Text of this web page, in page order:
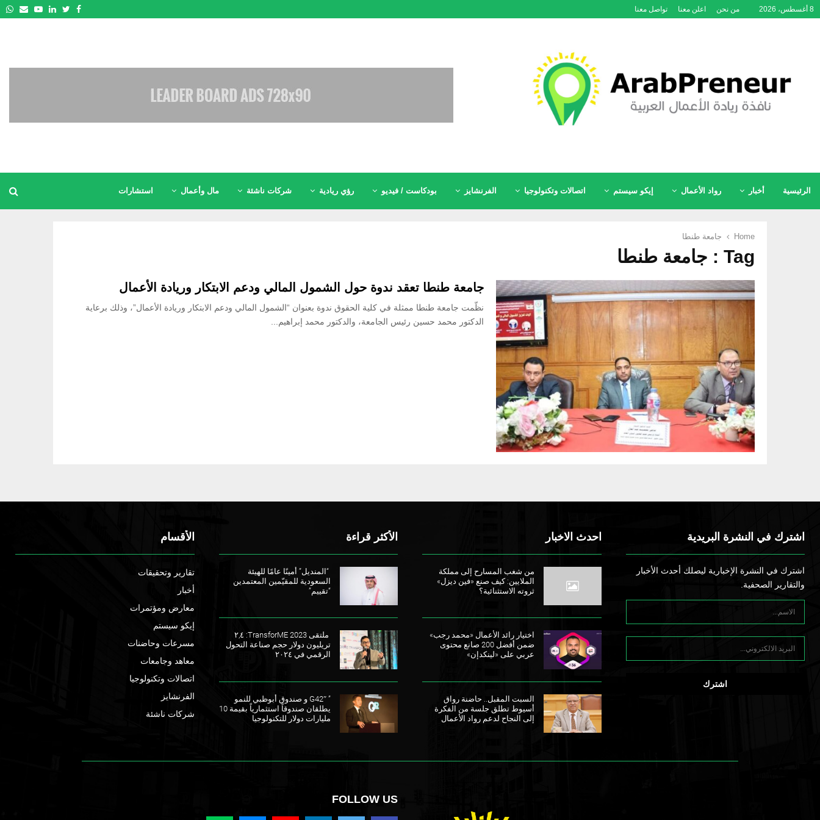
8 أغسطس، 2026 من نحن اعلن معنا تواصل معنا Facebook
Twitter
Linkedin
Youtube
الرئيسية أخبار رواد الأعمال إيكو سيستم اتصالات وتكنولوجيا الفرنشايز بودكاست / فيديو رؤي ريادية شركات ناشئة مال وأعمال استشارات
Home جامعة طنطا
Tag : جامعة طنطا
جامعة طنطا تعقد ندوة حول الشمول المالي ودعم الابتكار وريادة الأعمال
نظّمت جامعة طنطا ممثلة في كلية الحقوق ندوة بعنوان “الشمول المالي ودعم الابتكار وريادة الأعمال”، وذلك برعاية
الدكتور محمد حسين رئيس الجامعة، والدكتور محمد إبراهيم...
اشترك في النشرة البريدية
اشترك في النشرة الإخبارية ليصلك أحدث الأخبار
والتقارير الصحفية.
احدث الاخبار
من شغب المسارح إلى مملكة
الملايين: كيف صنع «فين ديزل»
ثروته الاستثنائية؟
اختيار رائد الأعمال «محمد رجب»
ضمن أفضل 200 صانع محتوى
عربي على «لينكدإن»
السبت المقبل.. حاضنة رواق
أسيوط تطلق جلسة من الفكرة
إلى النجاح لدعم رواد الأعمال
الأكثر قراءة
“المنديل” أمينًا عامًا للهيئة
السعودية للمقيّمين المعتمدين
“تقييم”
ملتقى TransforME 2023: ٢,٤
تريليون دولار حجم صناعة التحول
الرقمي في ٢٠٢٤
” G42″ و صندوق أبوظبي للنمو
يطلقان صندوقاً استثمارياً بقيمة 10
مليارات دولار للتكنولوجيا
الأقسام
تقارير وتحقيقات
أخبار
معارض ومؤتمرات
إيكو سيستم
مسرعات وحاضنات
معاهد وجامعات
اتصالات وتكنولوجيا
الفرنشايز
شركات ناشئة
FOLLOW US